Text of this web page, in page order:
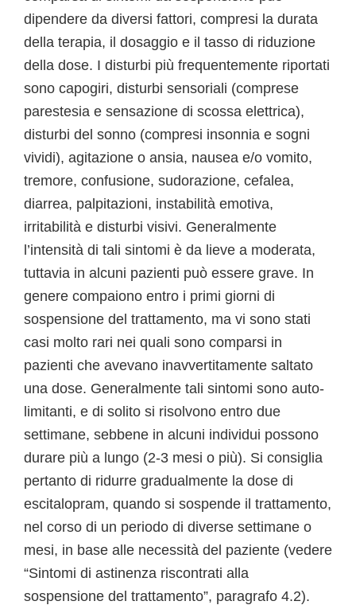
dipendere da diversi fattori, compresi la durata
della terapia, il dosaggio e il tasso di riduzione
della dose. I disturbi più frequentemente riportati
sono capogiri, disturbi sensoriali (comprese
parestesia e sensazione di scossa elettrica),
disturbi del sonno (compresi insonnia e sogni
vividi), agitazione o ansia, nausea e/o vomito,
tremore, confusione, sudorazione, cefalea,
diarrea, palpitazioni, instabilità emotiva,
irritabilità e disturbi visivi. Generalmente
l’intensità di tali sintomi è da lieve a moderata,
tuttavia in alcuni pazienti può essere grave. In
genere compaiono entro i primi giorni di
sospensione del trattamento, ma vi sono stati
casi molto rari nei quali sono comparsi in
pazienti che avevano inavvertitamente saltato
una dose. Generalmente tali sintomi sono auto-
limitanti, e di solito si risolvono entro due
settimane, sebbene in alcuni individui possono
durare più a lungo (2-3 mesi o più). Si consiglia
pertanto di ridurre gradualmente la dose di
escitalopram, quando si sospende il trattamento,
nel corso di un periodo di diverse settimane o
mesi, in base alle necessità del paziente (vedere
“Sintomi di astinenza riscontrati alla
sospensione del trattamento”, paragrafo 4.2).